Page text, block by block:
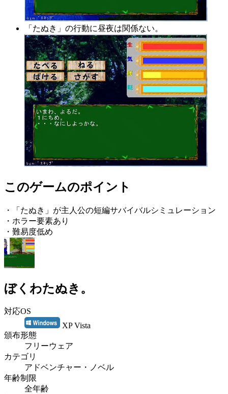
「たぬき」の行動に昼夜は関係ない。
このゲームのポイント
・「たぬき」が主人公の短編サバイバルシミュレーション
・ホラー要素あり
・難易度低め
ぼくわたぬき。
対応OS
XP Vista
頒布形態
フリーウェア
カテゴリ
アドベンチャー・ノベル
年齢制限
全年齢